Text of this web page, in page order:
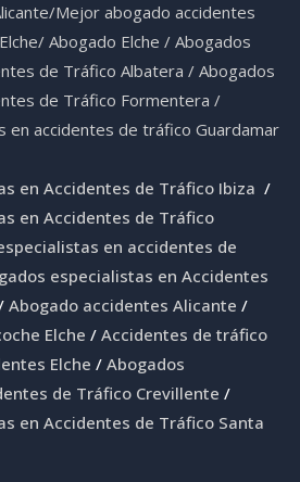
/Mejor abogado accidentes
/ Abogado Elche / Abogados
de Tráfico Albatera / Abogados
de Tráfico Formentera /
en accidentes de tráfico Guardamar
en Accidentes de Tráfico Ibiza /
en Accidentes de Tráfico
en accidentes de
especialistas en Accidentes
Abogado accidentes Alicante /
Elche / Accidentes de tráfico
Elche / Abogados
de Tráfico Crevillente /
en Accidentes de Tráfico Santa